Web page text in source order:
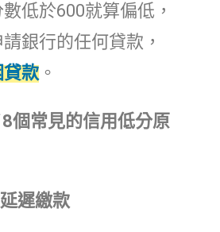
低於600就算偏低，
銀行的任何貸款，
貸款 。
8個常見的信用低分原
遲繳款